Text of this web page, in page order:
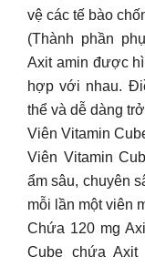
vệ các tế bào
(Thành phần
Axit amin được
hợp với nhau.
thể và dễ dàng
Viên Vitamin
Viên Vitamin
ẩm sâu, chuyên
mỗi lần một viên
Chứa 120 mg
Cube chứa Axit